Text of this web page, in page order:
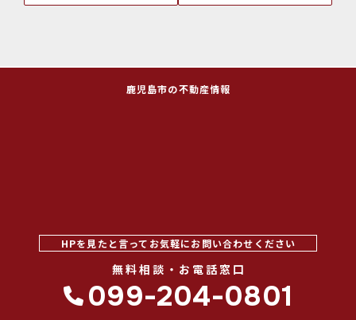
鹿児島市の不動産情報
HPを見たと言ってお気軽にお問い合わせください
無料相談・お電話窓口
099-204-0801